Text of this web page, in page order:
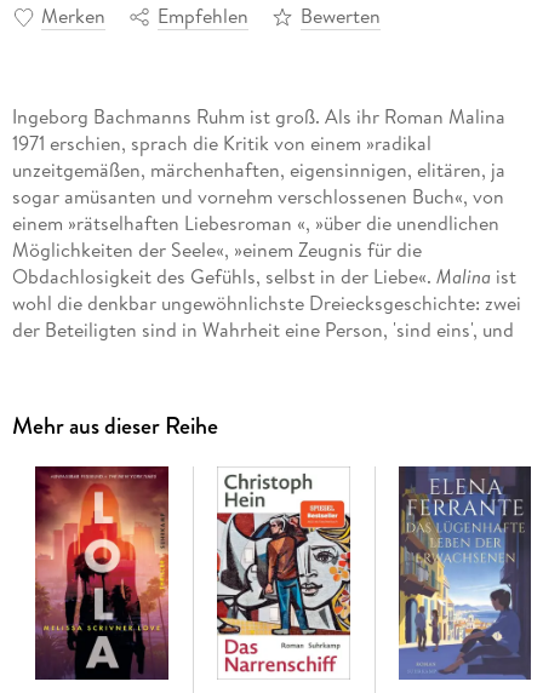
Merken Empfehlen Bewerten
Ingeborg Bachmanns Ruhm ist groß. Als ihr Roman Malina
1971 erschien, sprach die Kritik von einem »radikal
unzeitgemäßen, märchenhaften, eigensinnigen, elitären, ja
sogar amüsanten und vornehm verschlossenen Buch«, von
einem »rätselhaften Liebesroman «, »über die unendlichen
Möglichkeiten der Seele«, »einem Zeugnis für die
Obdachlosigkeit des Gefühls, selbst in der Liebe«. Malina ist
wohl die denkbar ungewöhnlichste Dreiecksgeschichte: zwei
der Beteiligten sind in Wahrheit eine Person, 'sind eins', und
Inhaltsverzeichnis
Erstes Kapitel: Glücklich mit lvan
Zweites Kapitel: Der dritte Mann
Drittes Kapitel: Von letzten Dingen
Notenbeispiele: Pierrot Lunaire
Mehr aus dieser Reihe